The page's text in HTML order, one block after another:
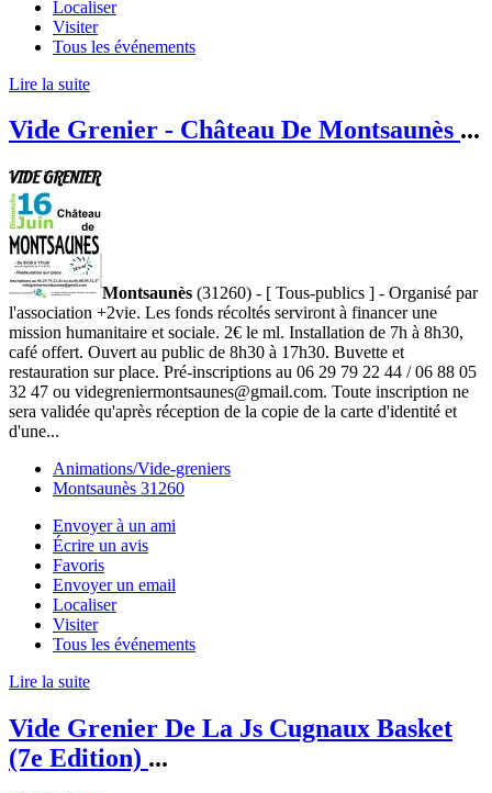
Localiser
Visiter
Tous les événements
Lire la suite
Vide Grenier - Château De Montsaunès ...
Montsaunès (31260) - [ Tous-publics ] - Organisé par
l'association +2vie. Les fonds récoltés serviront à financer une
mission humanitaire et sociale. 2€ le ml. Installation de 7h à 8h30,
café offert. Ouvert au public de 8h30 à 17h30. Buvette et
restauration sur place. Pré-inscriptions au 06 29 79 22 44 / 06 88 05
32 47 ou videgreniermontsaunes@gmail.com. Toute inscription ne
sera validée qu'après réception de la copie de la carte d'identité et
d'une...
Animations/Vide-greniers
Montsaunès 31260
Envoyer à un ami
Écrire un avis
Favoris
Envoyer un email
Localiser
Visiter
Tous les événements
Lire la suite
Vide Grenier De La Js Cugnaux Basket
(7e Edition) ...